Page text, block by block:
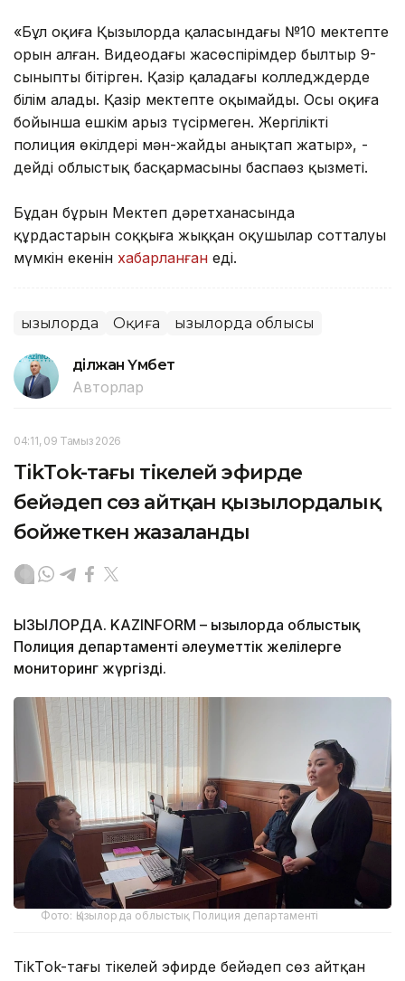
«Бұл оқиға Қызылорда қаласындағы №10 мектепте
орын алған. Видеодағы жасөспірімдер былтыр 9-
сыныпты бітірген. Қазір қаладағы колледждерде
білім алады. Қазір мектепте оқымайды. Осы оқиға
бойынша ешкім арыз түсірмеген. Жергілікті
полиция өкілдері мән-жайды анықтап жатыр», -
дейді облыстық басқармасының баспаөз қызметі.
Бұдан бұрын Мектеп дәретханасында
құрдастарын соққыға жыққан оқушылар сотталуы
мүмкін екенін хабарланған еді.
Қызылорда Оқиға Қызылорда облысы
Әділжан Үмбет
Авторлар
04:11, 09 Тамыз 2026
TikТok-тағы тікелей эфирде
бейәдеп сөз айтқан қызылордалық
бойжеткен жазаланды
ҚЫЗЫЛОРДА. KAZINFORM – Қызылорда облыстық
Полиция департаменті әлеуметтік желілерге
мониторинг жүргізді.
Фото: Қызылорда облыстық Полиция департаменті
TikТok-тағы тікелей эфирде бейәдеп сөз айтқан